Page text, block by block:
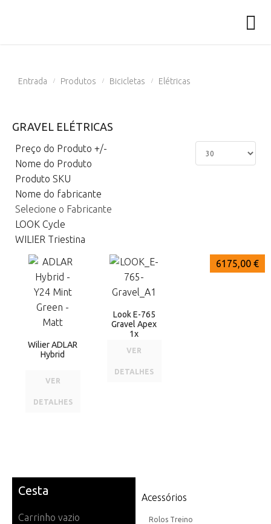
Entrada / Produtos / Bicicletas / Elétricas
GRAVEL ELÉTRICAS
Preço do Produto +/-
Nome do Produto
Produto SKU
Nome do fabricante
Selecione o Fabricante
LOOK Cycle
WILIER Triestina
5830,00 €
Wilier ADLAR
Hybrid
VER
DETALHES
6175,00 €
Look E-765
Gravel Apex
1x
VER
DETALHES
Cesta
Carrinho vazio
Acessórios
Rolos Treino